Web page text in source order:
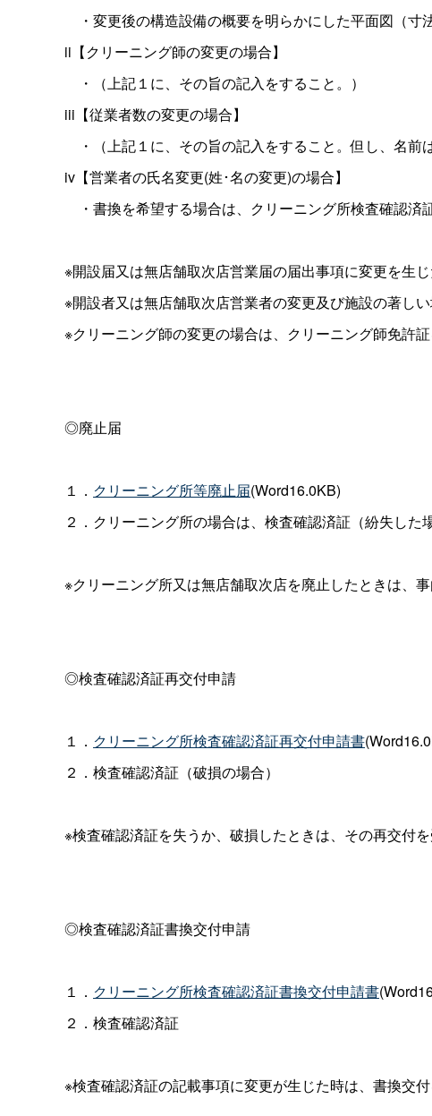
・変更後の構造設備の概要を明らかにした平面図（寸
ii【クリーニング師の変更の場合】
・（上記１に、その旨の記入をすること。）
iii【従業者数の変更の場合】
・（上記１に、その旨の記入をすること。但し、名前
iv【営業者の氏名変更(姓･名の変更)の場合】
・書換を希望する場合は、クリーニング所検査確認済
※開設届又は無店舗取次店営業届の届出事項に変更を生
※開設者又は無店舗取次店営業者の変更及び施設の著し
※クリーニング師の変更の場合は、クリーニング師免許
◎廃止届
１． クリーニング所等廃止届(Word16.0KB)
２．クリーニング所の場合は、検査確認済証（紛失し
※クリーニング所又は無店舗取次店を廃止したときは、
◎検査確認済証再交付申請
１． クリーニング所検査確認済証再交付申請書
２．検査確認済証（破損の場合）
※検査確認済証を失うか、破損したときは、その再交付を
◎検査確認済証書換交付申請
１． クリーニング所検査確認済証書換交付申請書
２．検査確認済証
※検査確認済証の記載事項に変更が生じた時は、書換交付